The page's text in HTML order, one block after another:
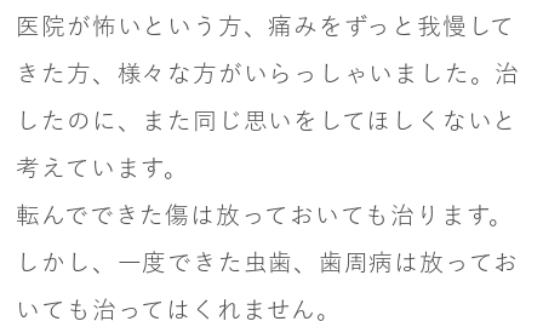
医院が怖いという方、痛みをずっと我慢して
きた方、様々な方がいらっしゃいました。治
したのに、また同じ思いをしてほしくないと
考えています。
転んでできた傷は放っておいても治ります。
しかし、一度できた虫歯、歯周病は放ってお
いても治ってはくれません。